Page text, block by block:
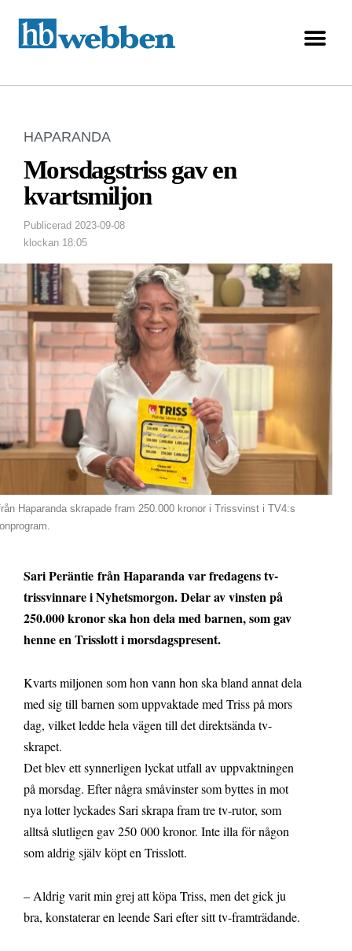
HAPARANDA
Morsdagstriss gav en
kvartsmiljon
Publicerad 2023-09-08
klockan 18:05
Haparanda skrapade fram 250.000 kronor i Trissvinst i TV4:s
Sari Peräntie från Haparanda var fredagens tv-
trissvinnare i Nyhetsmorgon. Delar av vinsten på
250.000 kronor ska hon dela med barnen, som gav
henne en Trisslott i morsdagspresent.
Kvarts miljonen som hon vann hon ska bland annat dela
med sig till barnen som uppvaktade med Triss på mors
dag, vilket ledde hela vägen till det direktsända tv-
skrapet.
Det blev ett synnerligen lyckat utfall av uppvaktningen
på morsdag. Efter några småvinster som byttes in mot
nya lotter lyckades Sari skrapa fram tre tv-rutor, som
alltså slutligen gav 250 000 kronor. Inte illa för någon
som aldrig själv köpt en Trisslott.
– Aldrig varit min grej att köpa Triss, men det gick ju
bra, konstaterar en leende Sari efter sitt tv-framträdande.